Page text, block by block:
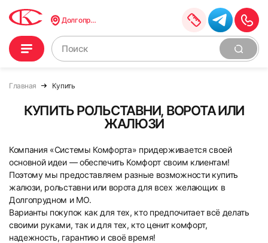
Долгопрудный
Главная Купить
КУПИТЬ РОЛЬСТАВНИ, ВОРОТА ИЛИ
ЖАЛЮЗИ
Компания «Системы Комфорта» придерживается своей
основной идеи — обеспечить Комфорт своим клиентам!
Поэтому мы предоставляем разные возможности купить
жалюзи, рольставни или ворота для всех желающих в
Долгопрудном и МО.
Варианты покупок как для тех, кто предпочитает всё делать
своими руками, так и для тех, кто ценит комфорт,
надежность, гарантию и своё время!